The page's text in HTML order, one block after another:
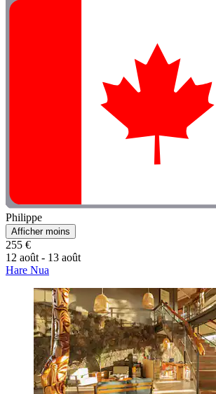
Philippe
Afficher moins
255 €
12 août - 13 août
Hare Nua